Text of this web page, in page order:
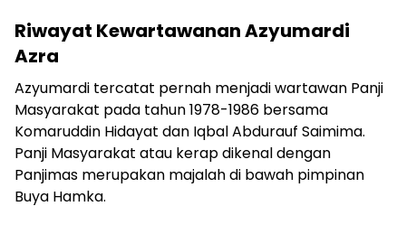
Riwayat Kewartawanan Azyumardi
Azra
Azyumardi tercatat pernah menjadi wartawan Panji
Masyarakat pada tahun 1978-1986 bersama
Komaruddin Hidayat dan Iqbal Abdurauf Saimima.
Panji Masyarakat atau kerap dikenal dengan
Panjimas merupakan majalah di bawah pimpinan
Buya Hamka.